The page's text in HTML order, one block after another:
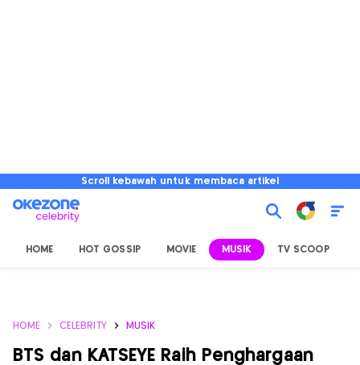
Scroll kebawah untuk membaca artikel
HOME HOT GOSSIP MOVIE MUSIK TV SCOOP
HOME CELEBRITY MUSIK
BTS dan KATSEYE Raih Penghargaan